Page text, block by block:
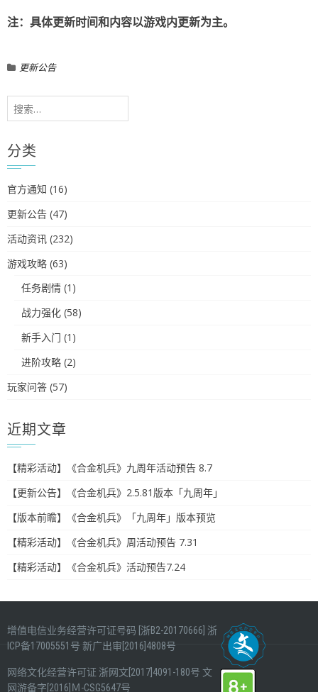
注：具体更新时间和内容以游戏内更新为主。
更新公告
搜
索：
分类
官方通知 (16)
更新公告 (47)
活动资讯 (232)
游戏攻略 (63)
任务剧情 (1)
战力强化 (58)
新手入门 (1)
进阶攻略 (2)
玩家问答 (57)
近期文章
【精彩活动】《合金机兵》九周年活动预告 8.7
【更新公告】《合金机兵》2.5.81版本「九周年」
【版本前瞻】《合金机兵》「九周年」版本预览
【精彩活动】《合金机兵》周活动预告 7.31
【精彩活动】《合金机兵》活动预告7.24
增值电信业务经营许可证号码 [浙B2-20170666] 浙
ICP备17005551号 新广出审[2016]4808号
网络文化经营许可证 浙网文[2017]4091-180号 文
网游备字[2016]Ｍ-CSG5647号